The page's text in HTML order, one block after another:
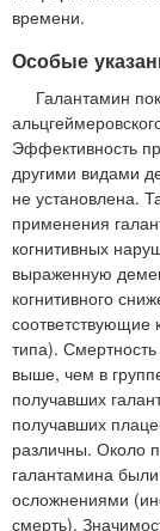
времени.
Особые
Галантамин
Эффективность
другими видами
не установлена.
применения
когнитивных
выраженную
когнитивного
соответствующие
типа).
выше, чем в
получавших
получавших
различны. Около
галантамина
осложнениями
смерть).